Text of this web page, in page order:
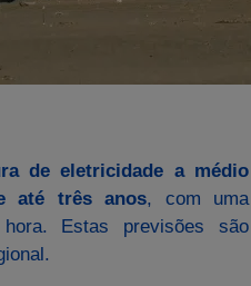
de eletricidade a médio
até três anos, com uma
Estas previsões são